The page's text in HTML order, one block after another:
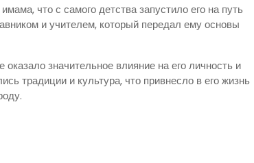
что с самого детства запустило его на путь
и учителем, который передал ему основы
значительное влияние на его личность и
традиции и культура, что привнесло в его жизнь